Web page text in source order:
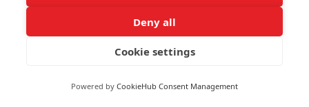
Deny all
Cookie settings
Powered by CookieHub Consent Management
notified.